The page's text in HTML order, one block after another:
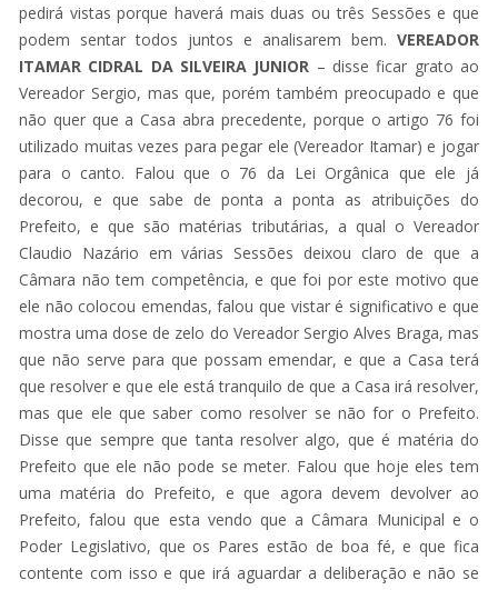
pedirá vistas porque haverá mais duas ou três Sessões e que
podem sentar todos juntos e analisarem bem. VEREADOR
ITAMAR CIDRAL DA SILVEIRA JUNIOR – disse ficar grato ao
Vereador Sergio, mas que, porém também preocupado e que
não quer que a Casa abra precedente, porque o artigo 76 foi
utilizado muitas vezes para pegar ele (Vereador Itamar) e jogar
para o canto. Falou que o 76 da Lei Orgânica que ele já
decorou, e que sabe de ponta a ponta as atribuições do
Prefeito, e que são matérias tributárias, a qual o Vereador
Claudio Nazário em várias Sessões deixou claro de que a
Câmara não tem competência, e que foi por este motivo que
ele não colocou emendas, falou que vistar é significativo e que
mostra uma dose de zelo do Vereador Sergio Alves Braga, mas
que não serve para que possam emendar, e que a Casa terá
que resolver e que ele está tranquilo de que a Casa irá resolver,
mas que ele que saber como resolver se não for o Prefeito.
Disse que sempre que tanta resolver algo, que é matéria do
Prefeito que ele não pode se meter. Falou que hoje eles tem
uma matéria do Prefeito, e que agora devem devolver ao
Prefeito, falou que esta vendo que a Câmara Municipal e o
Poder Legislativo, que os Pares estão de boa fé, e que fica
contente com isso e que irá aguardar a deliberação e não se